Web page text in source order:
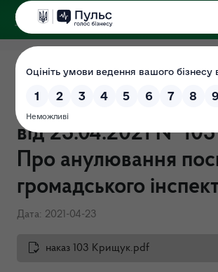
ДЕРЖЕКОІНСПЕКЦІЯ
Поліського округу
Наказ Державної
інспекції Поліського
від 23.04.2021 №
Про анулювання
громадського
Дата: 2021-04-23
наказ 103 Крищук.pdf